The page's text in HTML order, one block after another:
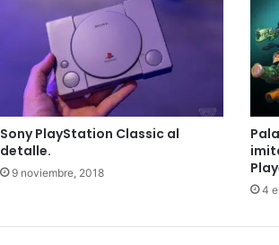
Sony PlayStation Classic al
detalle.
9 noviembre, 2018
4